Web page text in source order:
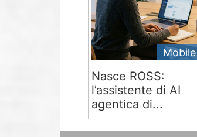
Mobile
Nasce ROSS:
l’assistente di AI
agentica di...